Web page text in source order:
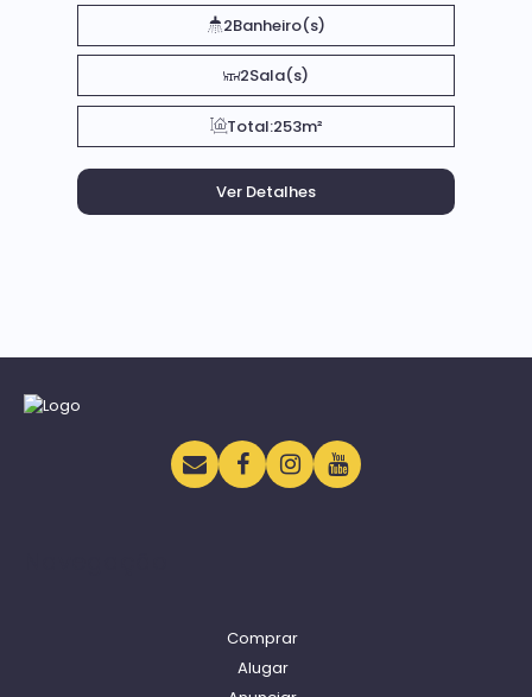
2Banheiro(s)
2Sala(s)
Total:253m²
Comprar
Alugar